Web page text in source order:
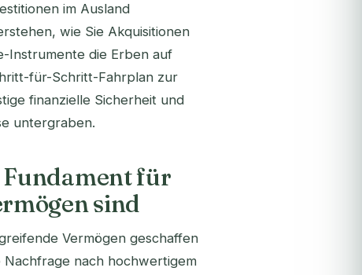
im Ausland
wie Sie Akquisitionen
Instrumente die Erben auf
für-Schritt-Fahrplan zur
finanzielle Sicherheit und
untergraben.
für
sind
Vermögen geschaffen
Nachfrage nach hochwertigem